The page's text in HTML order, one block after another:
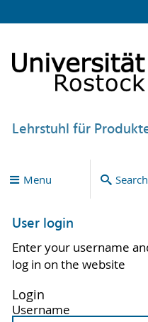
Lehrstuhl für
Menu Search
User login
Enter your username
log in on the website
Login
Username